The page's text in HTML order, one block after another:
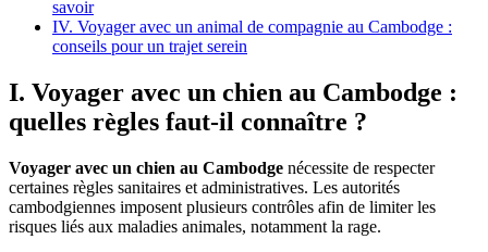
savoir
IV. Voyager avec un animal de compagnie au Cambodge :
conseils pour un trajet serein
I. Voyager avec un chien au Cambodge :
quelles règles faut-il connaître ?
Voyager avec un chien au Cambodge nécessite de respecter
certaines règles sanitaires et administratives. Les autorités
cambodgiennes imposent plusieurs contrôles afin de limiter les
risques liés aux maladies animales, notamment la rage.